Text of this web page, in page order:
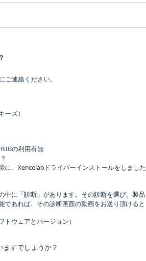
連絡ください。
ズ）
の利用有無
に、 Xencelab ドライバーインストールをしました
中に「診断」があります。その診断を選び、製品
あれば、その診断画面の動画をお送り頂けると
トウェアとバージョン）
ますでしょうか？